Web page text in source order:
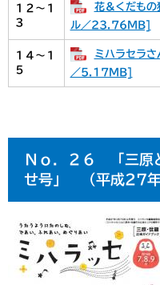
１２～１
３
花＆くだも
ル／23.76MB]
１４～１
５
ミハラセラ
／5.17MB]
Ｎｏ．２６ 「三原
せ号」 （平成27年